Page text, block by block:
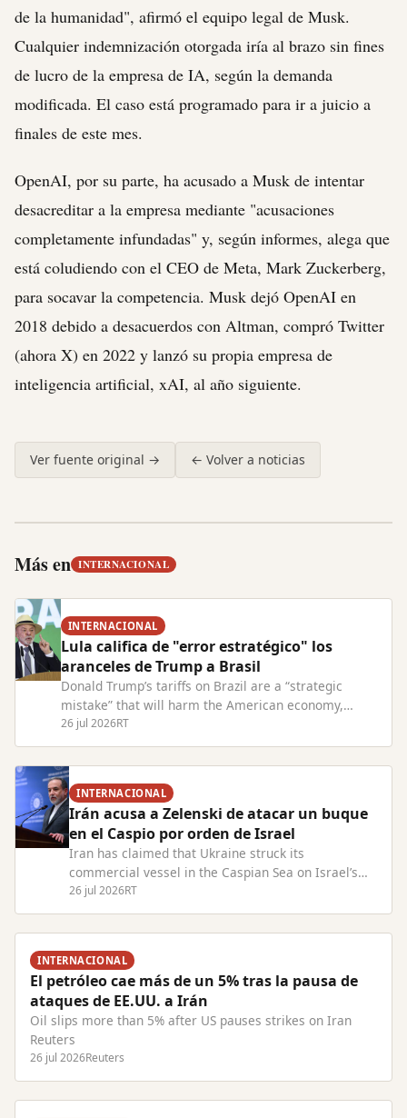
de la humanidad", afirmó el equipo legal de Musk.
Cualquier indemnización otorgada iría al brazo sin fines
de lucro de la empresa de IA, según la demanda
modificada. El caso está programado para ir a juicio a
finales de este mes.
OpenAI, por su parte, ha acusado a Musk de intentar
desacreditar a la empresa mediante "acusaciones
completamente infundadas" y, según informes, alega que
está coludiendo con el CEO de Meta, Mark Zuckerberg,
para socavar la competencia. Musk dejó OpenAI en
2018 debido a desacuerdos con Altman, compró Twitter
(ahora X) en 2022 y lanzó su propia empresa de
inteligencia artificial, xAI, al año siguiente.
Ver fuente original → ← Volver a noticias
Más en INTERNACIONAL
INTERNACIONAL
Lula califica de "error estratégico" los
aranceles de Trump a Brasil
Donald Trump’s tariffs on Brazil are a “strategic
mistake” that will harm the American economy,
President Lula has warned. Read Full Article at
RT.com
26 jul 2026RT
INTERNACIONAL
Irán acusa a Zelenski de atacar un buque
en el Caspio por orden de Israel
Iran has claimed that Ukraine struck its
commercial vessel in the Caspian Sea on Israel’s
behalf Read Full Article at RT.com
26 jul 2026RT
INTERNACIONAL
El petróleo cae más de un 5% tras la pausa de
ataques de EE.UU. a Irán
Oil slips more than 5% after US pauses strikes on Iran
Reuters
26 jul 2026Reuters